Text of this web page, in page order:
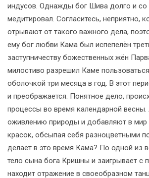
индусов. Однажды бог Шива долго и со
медитировал. Согласитесь, неприятно,
отрывают от такого важного дела,
ему бог любви Кама был испепелён
заступничеству божественных жён
милостиво разрешил Каме
оболочкой три месяца в год. В этот
и преображается. Понятное дело,
процессы во время календарной
оживлению природы и добавляют в
красок, обсыпая себя разноцветными
делает в это время Кама? По одной из
тело сына бога Кришны и заигрывает с
находит отражение в своеобразном